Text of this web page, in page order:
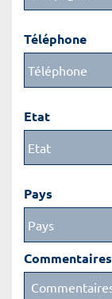
Téléphone
Etat
Pays
Commentaires